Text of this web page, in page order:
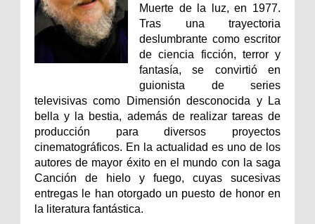
Muerte de la luz, en 1977.
Tras una trayectoria
deslumbrante como escritor
de ciencia ficción, terror y
fantasía, se convirtió en
guionista de series
televisivas como Dimensión desconocida y La
bella y la bestia, además de realizar tareas de
producción para diversos proyectos
cinematográficos. En la actualidad es uno de los
autores de mayor éxito en el mundo con la saga
Canción de hielo y fuego, cuyas sucesivas
entregas le han otorgado un puesto de honor en
la literatura fantástica.